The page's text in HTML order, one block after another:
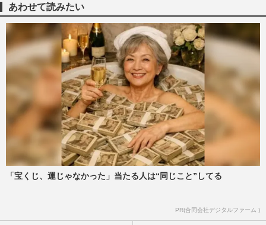
あわせて読みたい
「宝くじ、運じゃなかった」当たる人は“同じこと”してる
PR(合同会社デジタルファーム )